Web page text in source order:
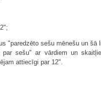
"paredzēto sešu mēnešu un
sešu" ar vārdiem un
attiecīgi par 12".